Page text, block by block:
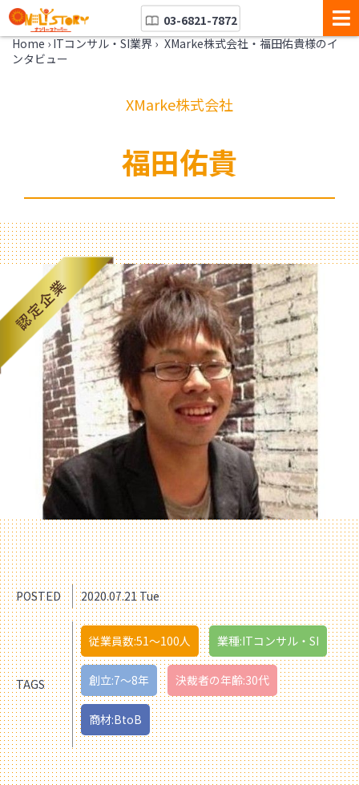
03-6821-7872
Home › ITコンサル・SI業界 › XMarke株式会社・福田佑貴様のイ
ンタビュー
XMarke株式会社
福田佑貴
POSTED 2020.07.21 Tue
TAGS
従業員数:51〜100人 業種:ITコンサル・SI
創立:7〜8年 決裁者の年齢:30代
商材:BtoB